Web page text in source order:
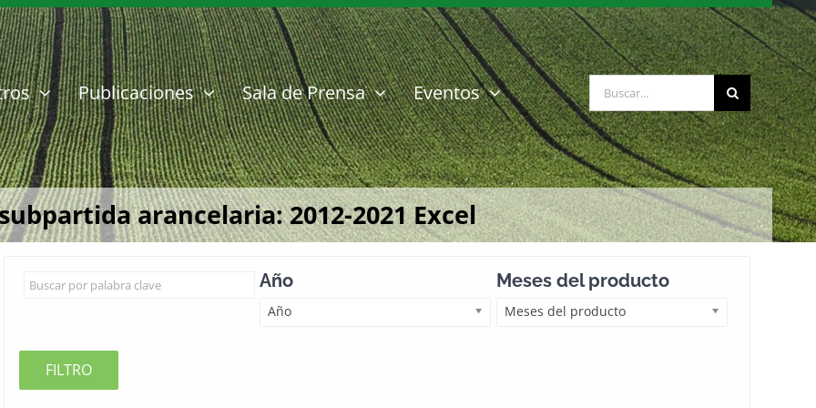
Publicaciones Sala de Prensa Eventos Buscar:
arancelaria: 2012-2021 Excel
Año
Año
Meses del producto
Meses del producto
FILTRO